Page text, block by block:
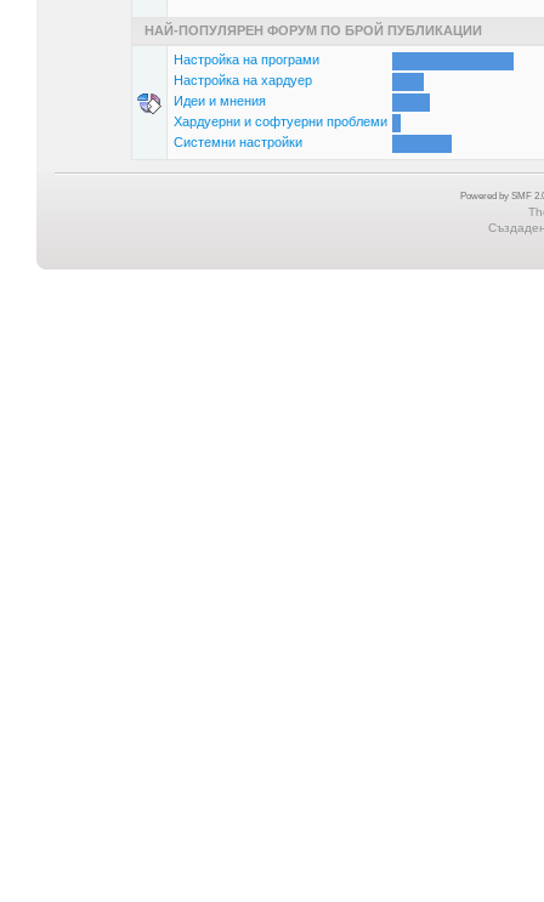
НАЙ-ПОПУЛЯРЕН ФОРУМ ПО БРОЙ ПУБЛИКАЦИИ
Настройка на програми
Настройка на хардуер
Идеи и мнения
Хардуерни и софтуерни проблеми
Системни настройки
Powered by SMF